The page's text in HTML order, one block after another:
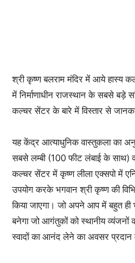
श्री कृष्ण बलराम मंदिर में आये हास्य
में निर्माणाधीन राजस्थान के सबसे
कल्चर सेंटर के बारे में विस्तार से
यह केंद्र आत्याधुनिक वास्तुकला का
सबसे लम्बी (100 फीट लंबाई के साथ)
कल्चर सेंटर में कृष्ण लीला एक्सपो में
उपयोग करके भगवान श्री कृष्ण की
किया जाएगा। जो अपने आप में बहुत ही
बनेगा जो आगंतुकों को स्थानीय
स्वादों का आनंद लेने का अवसर प्रदान